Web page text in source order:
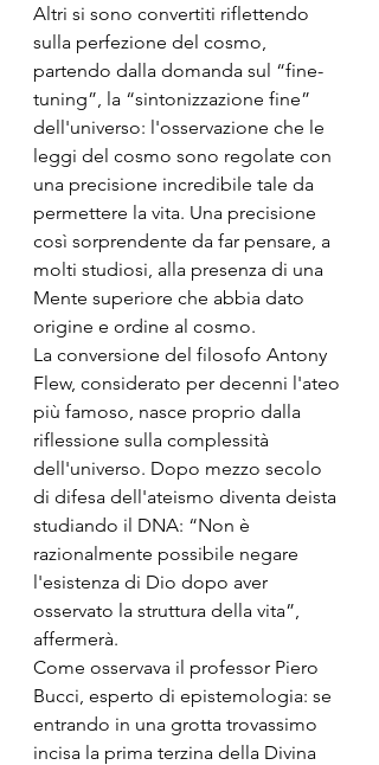
Altri si sono convertiti riflettendo
sulla perfezione del cosmo,
partendo dalla domanda sul “fine-
tuning”, la “sintonizzazione fine”
dell'universo: l'osservazione che le
leggi del cosmo sono regolate con
una precisione incredibile tale da
permettere la vita. Una precisione
così sorprendente da far pensare, a
molti studiosi, alla presenza di una
Mente superiore che abbia dato
origine e ordine al cosmo.
La conversione del filosofo Antony
Flew, considerato per decenni l'ateo
più famoso, nasce proprio dalla
riflessione sulla complessità
dell'universo. Dopo mezzo secolo
di difesa dell'ateismo diventa deista
studiando il DNA: “Non è
razionalmente possibile negare
l'esistenza di Dio dopo aver
osservato la struttura della vita”,
affermerà.
Come osservava il professor Piero
Bucci, esperto di epistemologia: se
entrando in una grotta trovassimo
incisa la prima terzina della Divina